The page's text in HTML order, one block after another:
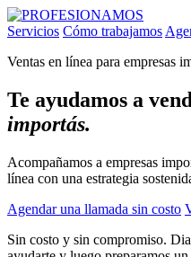
Servicios Cómo trabajamos
Ventas en línea para empresas
Te ayudamos a
importás.
Acompañamos a empresas
línea con una estrategia
Agendar una llamada sin costo
Sin costo y sin compromiso.